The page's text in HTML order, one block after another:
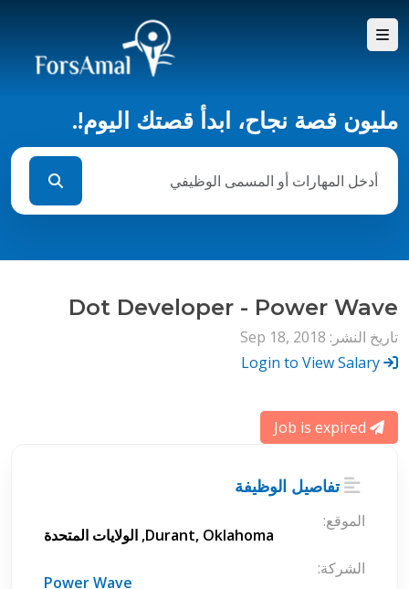
مليون قصة نجاح، ابدأ قصتك اليوم!.
Dot Developer - Power Wave
تاريخ النشر: Sep 18, 2018
تفاصيل الوظيفة
الموقع:
Durant, Oklahoma, الولايات المتحدة
الشركة:
Power Wave